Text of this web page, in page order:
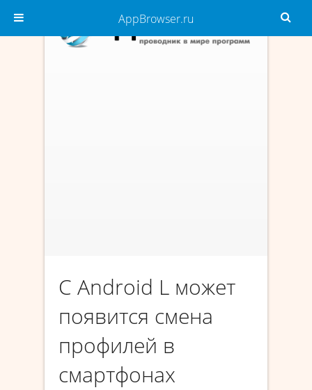
С Android L может
появится смена
профилей в
смартфонах
AppBrowser.ru